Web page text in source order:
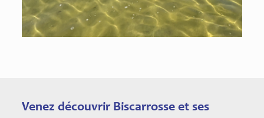
Venez découvrir Biscarrosse et ses